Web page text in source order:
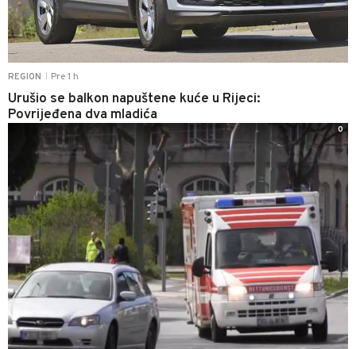
REGION Pre 1 h
Urušio se balkon napuštene kuće u Rijeci:
Povrijeđena dva mladića
0